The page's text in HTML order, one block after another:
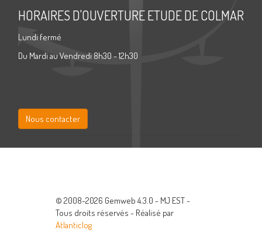
HORAIRES D'OUVERTURE ETUDE DE COLMAR
Lundi fermé
Du Mardi au Vendredi 8h30 - 12h30
Nous contacter
© 2008-2026 Gemweb 4.3.0 - MJ EST -
Tous droits réservés - Réalisé par
Atlanticlog